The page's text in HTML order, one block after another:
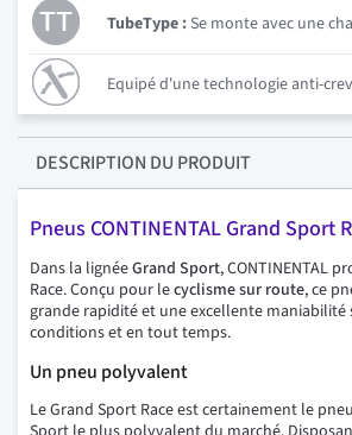
TubeType :Se monte avec une
Equipé d'une technologie anti-
DESCRIPTION DU PRODUIT
Pneus CONTINENTAL Grand Sport
Dans la lignéeGrand Sport, CONTINENTAL
Race. Conçu pour lecyclisme sur route, ce
grande rapidité et une excellente maniabilité
conditions et en tout temps.
Un pneu polyvalent
Le Grand Sport Race est certainement le